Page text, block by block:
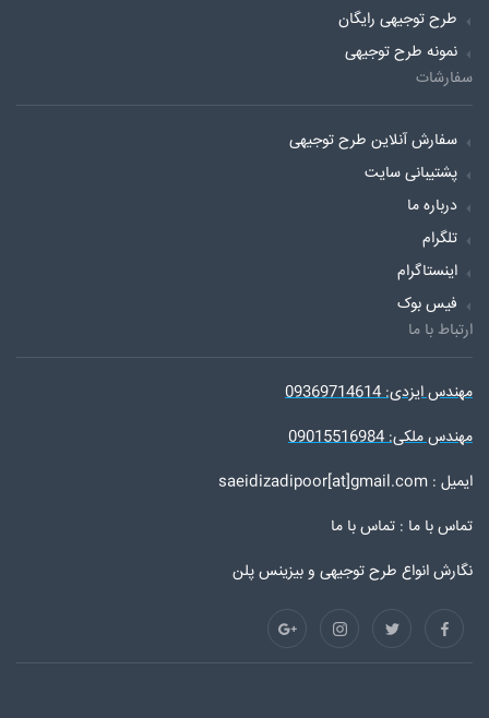
طرح توجیهی رایگان
نمونه طرح توجیهی
سفارشات
سفارش آنلاین طرح توجیهی
پشتیبانی سایت
درباره ما
تلگرام
اینستاگرام
فیس بوک
ارتباط با ما
مهندس ایزدی: 09369714614
مهندس ملکی: 09015516984
ایمیل : saeidizadipoor[at]gmail.com
تماس با ما : تماس با ما
نگارش انواع طرح توجیهی و بیزینس پلن